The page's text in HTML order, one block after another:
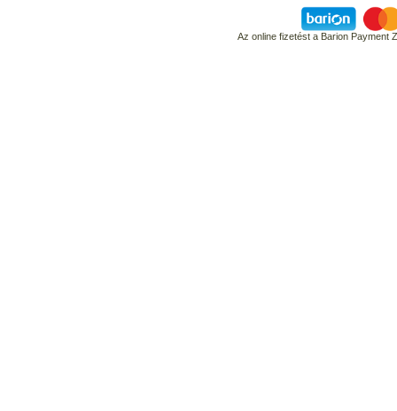
Az online fizetést a Barion Payment